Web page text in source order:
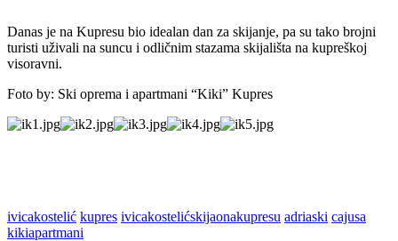
Danas je na Kupresu bio idealan dan za skijanje, pa su tako brojni
turisti uživali na suncu i odličnim stazama skijališta na kupreškoj
visoravni.
Foto by: Ski oprema i apartmani “Kiki” Kupres
ivicakostelić kupres ivicakostelićskijaonakupresu adriaski cajusa
kikiapartmani